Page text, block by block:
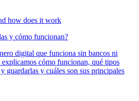
y cómo funcionan?
digital que funciona sin bancos ni
explicamos cómo funcionan, qué tipos
guardarlas y cuáles son sus principales